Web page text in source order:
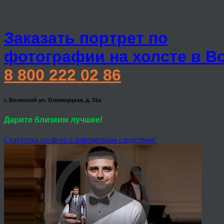
Заказать портрет по
фотографии на холсте в
8 800 222 02 86
г. Волжский ул. Оломоуцкая, д. 31а
Дарите близким лучшее!
Статуэтка по фото с портретным сходством!